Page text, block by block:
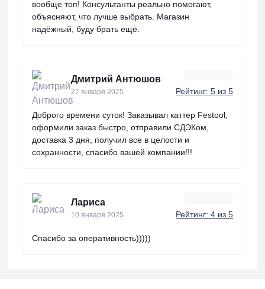
вообще топ! Консультанты реально помогают,
объясняют, что лучше выбрать. Магазин
надёжный, буду брать ещё.
Дмитрий Антюшов
27 января 2025 Рейтинг: 5 из 5
Доброго времени суток! Заказывал каттер Festool,
оформили заказ быстро, отправили СДЭКом,
доставка 3 дня, получил все в целости и
сохранности, спасибо вашей компании!!!
Лариса
10 января 2025 Рейтинг: 4 из 5
Спасибо за оперативность)))))